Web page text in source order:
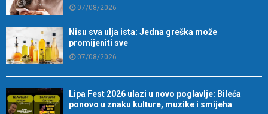
07/08/2026
Nisu sva ulja ista: Jedna greška može
promijeniti sve
07/08/2026
Lipa Fest 2026 ulazi u novo poglavlje: Bileća
ponovo u znaku kulture, muzike i smijeha